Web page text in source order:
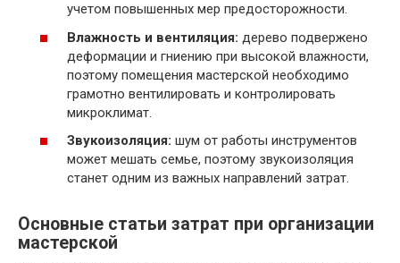
учетом повышенных мер предосторожности.
Влажность и вентиляция: дерево подвержено
деформации и гниению при высокой влажности,
поэтому помещения мастерской необходимо
грамотно вентилировать и контролировать
микроклимат.
Звукоизоляция: шум от работы инструментов
может мешать семье, поэтому звукоизоляция
станет одним из важных направлений затрат.
Основные статьи затрат при организации
мастерской